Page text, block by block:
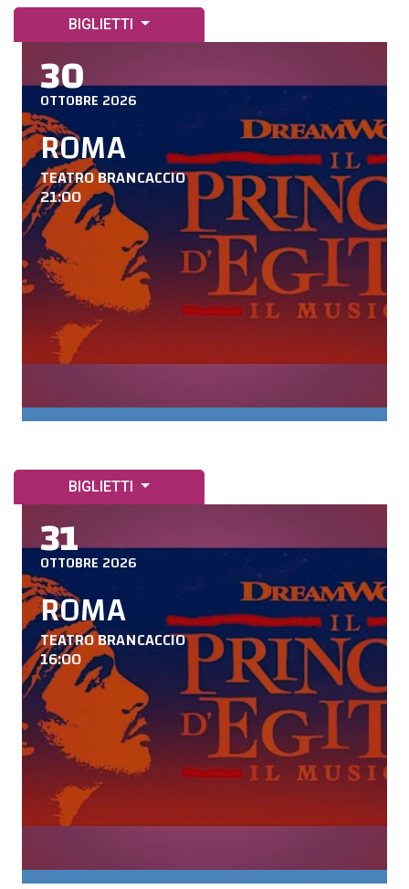
BIGLIETTI
30
OTTOBRE 2026
ROMA
TEATRO BRANCACCIO
21:00
BIGLIETTI
31
OTTOBRE 2026
ROMA
TEATRO BRANCACCIO
16:00